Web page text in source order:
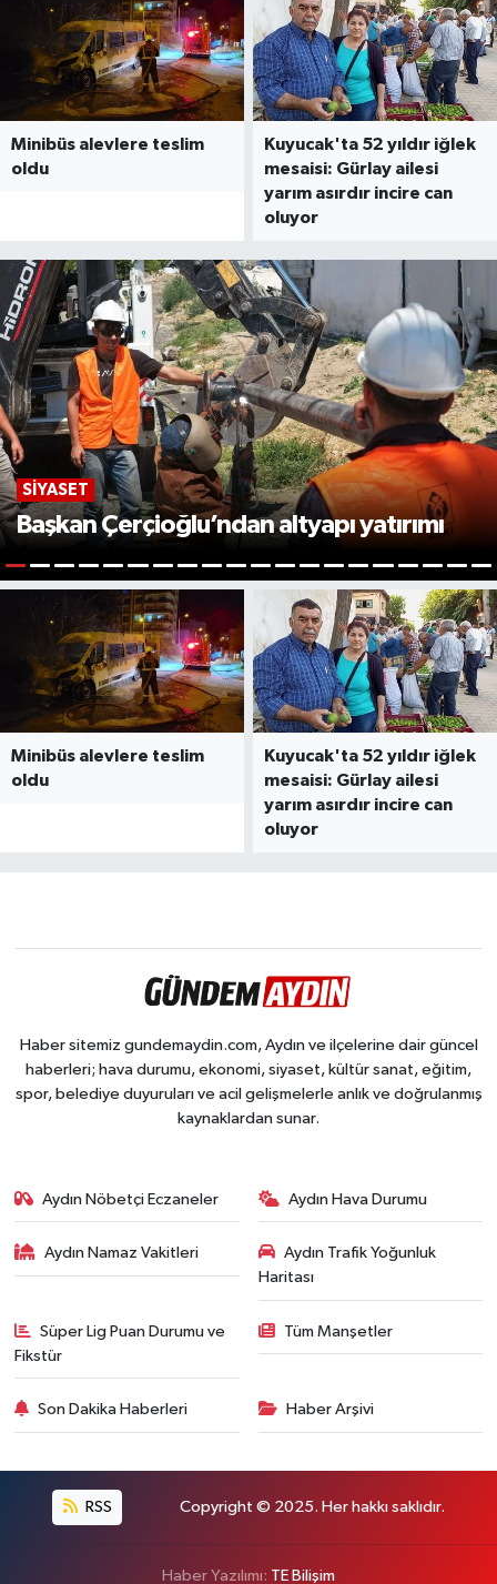
Minibüs alevlere teslim
oldu
Kuyucak'ta 52 yıldır iğlek
mesaisi: Gürlay ailesi
yarım asırdır incire can
oluyor
SIYASET
Başkan Çerçioğlu’ndan altyapı yatırımı
1 2 3 4 5 6 7 8 9 10 121314151617 181920
Minibüs alevlere teslim
oldu
Kuyucak'ta 52 yıldır iğlek
mesaisi: Gürlay ailesi
yarım asırdır incire can
oluyor
Haber sitemiz gundemaydin.com, Aydın ve ilçelerine dair güncel
haberleri; hava durumu, ekonomi, siyaset, kültür sanat, eğitim,
spor, belediye duyuruları ve acil gelişmelerle anlık ve doğrulanmış
kaynaklardan sunar.
Aydın Nöbetçi Eczaneler Aydın Hava Durumu
Aydın Namaz Vakitleri
Aydın Trafik Yoğunluk
Haritası
Süper Lig Puan Durumu ve
Fikstür
Tüm Manşetler
Son Dakika Haberleri Haber Arşivi
RSS Copyright © 2025. Her hakkı saklıdır.
Haber Yazılımı: TE Bilişim